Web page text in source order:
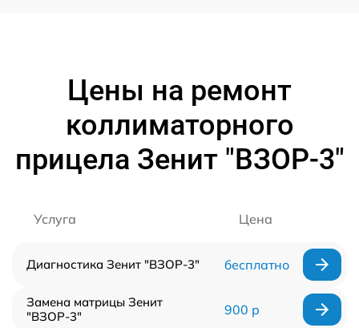
Цены на ремонт
коллиматорного
прицела Зенит "ВЗОР-3"
Услуга Цена
Диагностика Зенит "ВЗОР-3" бесплатно
Замена матрицы Зенит
"ВЗОР-3"
900 р